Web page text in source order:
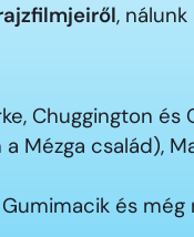
,
Chuggington és
Mézga család),
és